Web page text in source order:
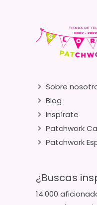
Sobre
Blog
Inspírate
Patchwork
Patchwork
¿Buscas
14.000